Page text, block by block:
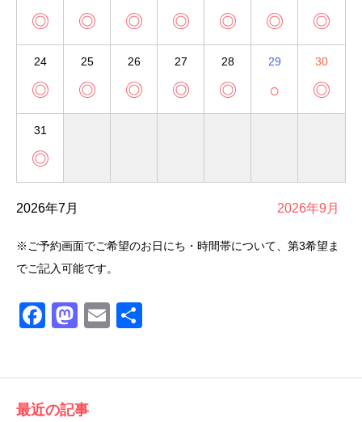
◎ ◎ ◎ ◎ ◎ ◎ ◎
24
◎
25
◎
26
◎
27
◎
28
◎
29
○
30
◎
31
◎
2026年7月 2026年9月
※ご予約画面でご希望のお日にち・時間帯について、第3希望ま
でご記入可能です。
Facebook
Mastodon
Email
最近の記事